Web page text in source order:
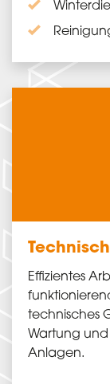
Effizientes
technisches
Wartung
Anlagen.